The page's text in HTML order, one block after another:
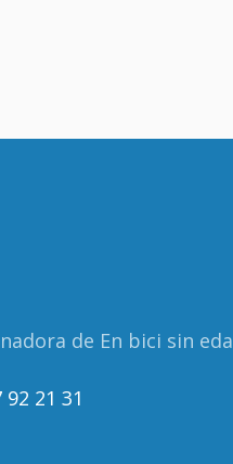
de En bici sin
92 21 31